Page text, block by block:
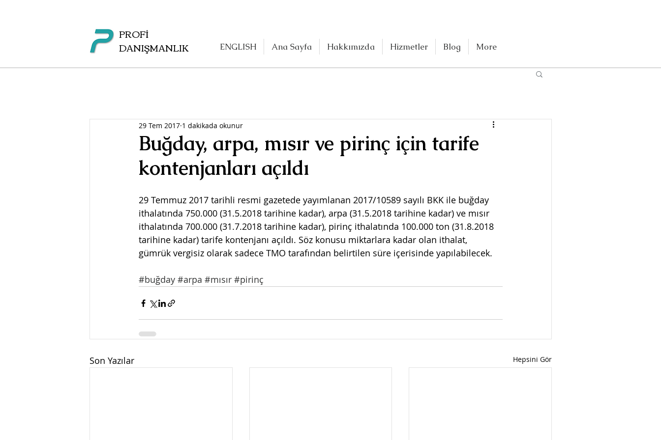
PROFİ
DANIŞMANLIK
ENGLISH Ana Sayfa Hakkımızda Hizmetler Blog More
Buğday, arpa, mısır ve pirinç için tarife
kontenjanları açıldı
29 Tem 2017 1 dakikada okunur
29 Temmuz 2017 tarihli resmi gazetede yayımlanan 2017/10589 sayılı BKK ile buğday
ithalatında 750.000 (31.5.2018 tarihine kadar), arpa (31.5.2018 tarihine kadar) ve mısır
ithalatında 700.000 (31.7.2018 tarihine kadar), pirinç ithalatında 100.000 ton (31.8.2018
tarihine kadar) tarife kontenjanı açıldı. Söz konusu miktarlara kadar olan ithalat,
gümrük vergisiz olarak sadece TMO tarafından belirtilen süre içerisinde yapılabilecek.
#buğday #arpa #mısır #pirinç
Son Yazılar Hepsini Gör